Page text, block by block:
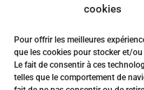
cookies
Pour offrir les meilleures
que les cookies pour stocker et/
Le fait de consentir à ces
telles que le comportement de